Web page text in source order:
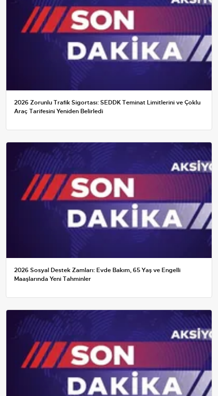
2026 Zorunlu Trafik Sigortası: SEDDK Teminat Limitlerini ve Çoklu
Araç Tarifesini Yeniden Belirledi
2026 Sosyal Destek Zamları: Evde Bakım, 65 Yaş ve Engelli
Maaşlarında Yeni Tahminler